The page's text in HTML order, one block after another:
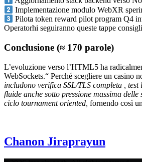
Implementazione modulo WebXR
Pilota token reward pilot program Q4
Operator​hi seguiranno queste tappe
Conclusione (≈ 170 parole)
L’evoluzione verso l’HTML5 ha
WebSockets.“ Perché scegliere un casino
includono verifica SSL/TLS completa ,
fluide anche sotto pressione massima
ciclo tournament oriented, fornendo così
Chanon Jiraprayun